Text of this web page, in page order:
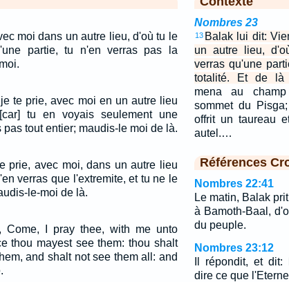
moi dans un autre lieu, d'où tu le
partie, tu n'en verras pas la
te prie, avec moi en un autre lieu
tu en voyais seulement une
tout entier; maudis-le moi de là.
prie, avec moi, dans un autre lieu
verras que l'extremite, et tu ne le
le-moi de là.
Come, I pray thee, with me unto
thou mayest see them: thou shalt
and shalt not see them all: and
Nombres 23
13 Balak lui dit:
un autre lieu,
verras qu'une
totalité. Et de là
mena au
sommet du
offrit un taureau
autel.…
Références
Nombres 22:41
Le matin, Balak
à Bamoth-Baal,
du peuple.
Nombres 23:12
Il répondit, et
dire ce que